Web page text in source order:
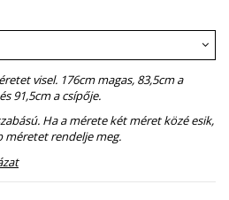
visel. 176cm magas, 83,5cm a
91,5cm a csípője.
Ha a mérete két méret közé esik,
méretet rendelje meg.